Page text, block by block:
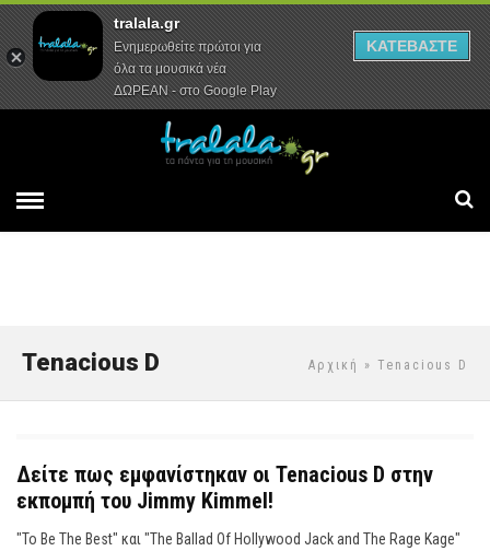
Αρχική Συνεντεύξεις Ρεπορτάζ
Αρχική » Tenacious D
Tenacious D
Δείτε πως εμφανίστηκαν οι Tenacious D στην
εκπομπή του Jimmy Kimmel!
"To Be The Best" και "The Ballad Of Hollywood Jack and The Rage Kage"
tralala.gr
Ενημερωθείτε πρώτοι για
όλα τα μουσικά νέα
ΔΩΡΕΑΝ - στο Google Play
ΚΑΤΕΒΑΣΤΕ